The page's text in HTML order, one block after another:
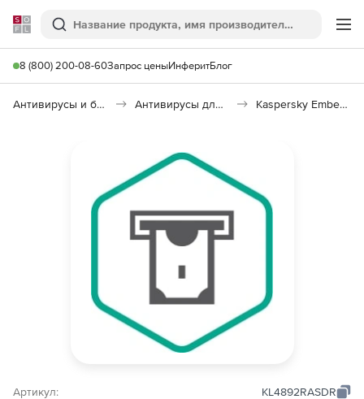
Softline
Поиск
8 (800) 200-08-60Запрос ценыИнферитБлог
Антивирусы и безопасность Антивирусы для организаций Kaspersky Embedded Systems Security
Артикул: KL4892RASDR